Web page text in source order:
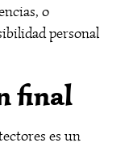
o
personal
final
es un